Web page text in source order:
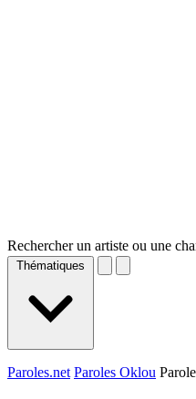
Rechercher un artiste ou une
Thématiques
Paroles.net Paroles Oklou